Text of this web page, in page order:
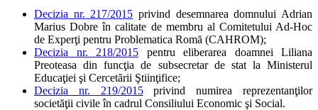
Decizia nr. 217/2015 privind desemnarea domnului Adrian
Marius Dobre în calitate de membru al Comitetului Ad-Hoc
de Experţi pentru Problematica Romă (CAHROM);
Decizia nr. 218/2015 pentru eliberarea doamnei Liliana
Preoteasa din funcţia de subsecretar de stat la Ministerul
Educaţiei şi Cercetării Ştiinţifice;
Decizia nr. 219/2015privind numirea reprezentanţilor
societăţii civile în cadrul Consiliului Economic şi Social.